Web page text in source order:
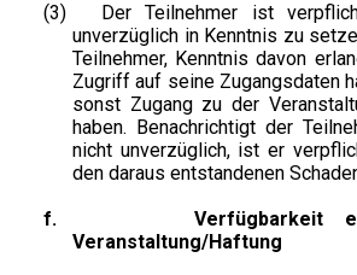
(3)
Der Teilnehmer ist
unverzüglich in Kenntnis zu
Teilnehmer, Kenntnis davon
Zugriff auf seine Zugangsdaten
sonst Zugang zu der
haben. Benachrichtigt der
nicht unverzüglich, ist er
den daraus entstandenen
f.
Verfügbarkeit
Veranstaltung/Haftung